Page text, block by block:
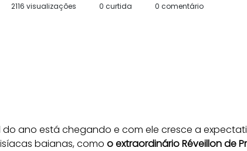
0 comentário
0 curtida
2116 visualizações
do ano está chegando e com ele cresce a
baianas, como o extraordinário Réveillon de